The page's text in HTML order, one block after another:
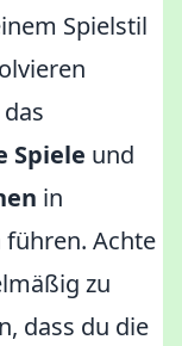
Spielstil
Spiele und
in
führen. Achte
zu
dass du die